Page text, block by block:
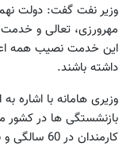
وزیر نفت گفت: دولت
مهرورزی، تعالی و خدمت
این خدمت نصیب همه
داشته باشند.
وزیری هامانه با اشاره
بازنشستگی ها در